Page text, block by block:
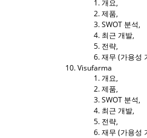
개요,
제품,
SWOT 분석,
최근 개발,
전략,
재무 (가용성
Visufarma
개요,
제품,
SWOT 분석,
최근 개발,
전략,
재무 (가용성